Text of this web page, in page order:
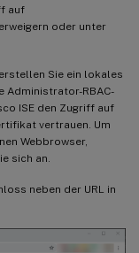
auf
oder unter
Sie ein lokales
Administrator-RBAC-
ISE den Zugriff auf
vertrauen. Um
Webbrowser,
sich an.
neben der URL in